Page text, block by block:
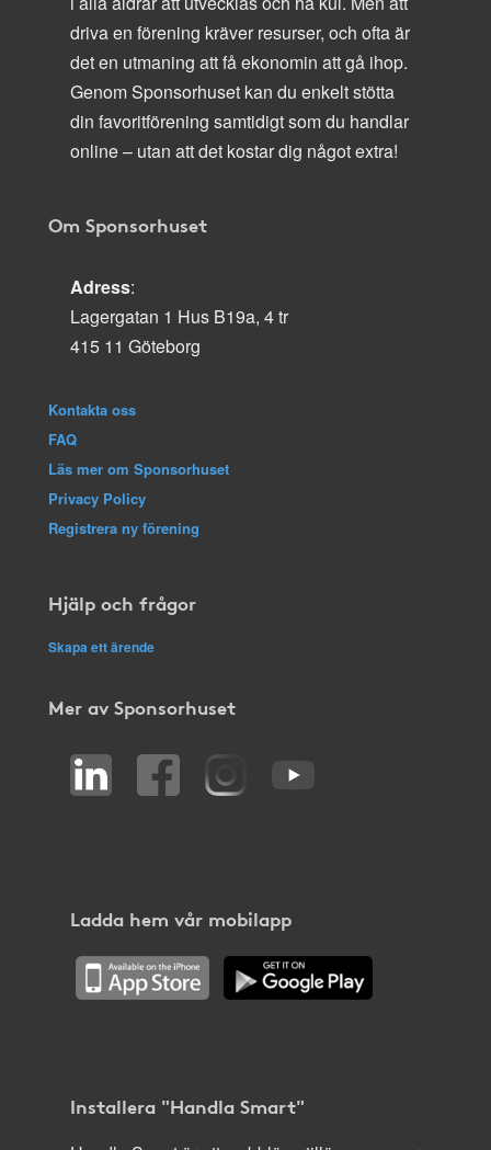
driva en förening kräver resurser, och ofta är
det en utmaning att få ekonomin att gå ihop.
Genom Sponsorhuset kan du enkelt stötta
din favoritförening samtidigt som du handlar
online – utan att det kostar dig något extra!
Om Sponsorhuset
Adress:
Lagergatan 1 Hus B19a, 4 tr
415 11 Göteborg
Kontakta oss
FAQ
Läs mer om Sponsorhuset
Privacy Policy
Registrera ny förening
Hjälp och frågor
Skapa ett ärende
Mer av Sponsorhuset
Ladda hem vår mobilapp
Installera "Handla Smart"